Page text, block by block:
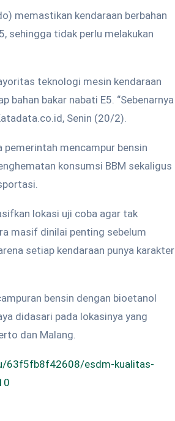
memastikan kendaraan berbahan
sehingga tidak perlu melakukan
teknologi mesin kendaraan
bakar nabati E5. “Sebenarnya
Senin (20/2).
pemerintah mencampur bensin
konsumsi BBM sekaligus
lokasi uji coba agar tak
masif dinilai penting sebelum
setiap kendaraan punya karakter
bensin dengan bioetanol
didasari pada lokasinya yang
dan Malang.
63f5fb8f42608/esdm-kualitas-